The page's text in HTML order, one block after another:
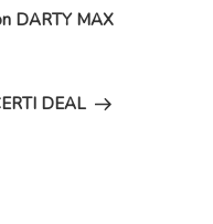
DARTY MAX
DEAL